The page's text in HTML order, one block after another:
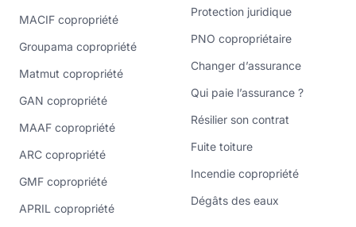
MACIF copropriété
Groupama copropriété
Matmut copropriété
GAN copropriété
MAAF copropriété
ARC copropriété
GMF copropriété
APRIL copropriété
Protection juridique
PNO copropriétaire
Changer d’assurance
Qui paie l’assurance ?
Résilier son contrat
Fuite toiture
Incendie copropriété
Dégâts des eaux